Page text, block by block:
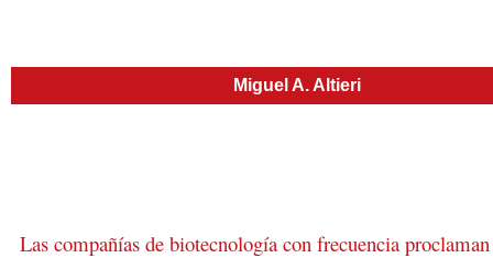
Miguel A. Altieri
Las compañías de biotecnología con fre­cuencia proclaman